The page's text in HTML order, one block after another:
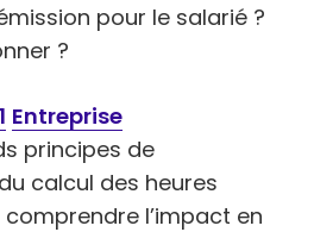
pour le salarié ?
?
Entreprise
principes de
calcul des heures
l’impact en